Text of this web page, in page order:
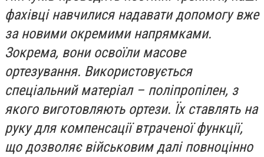
фахівці навчилися надавати допомогу вже
за новими окремими напрямками.
Зокрема, вони освоїли масове
ортезування. Використовується
спеціальний матеріал – поліпропілен, з
якого виготовляють ортези. Їх ставлять на
руку для компенсації втраченої функції,
що дозволяє військовим далі повноцінно